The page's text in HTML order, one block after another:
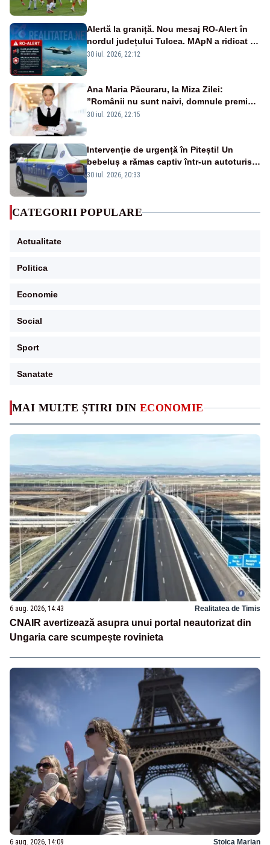
MAI MULTE ȘTIRI DIN ECONOMIE
6 aug. 2026, 14:43 Realitatea de Timis
CNAIR avertizează asupra unui portal neautorizat din
Ungaria care scumpește rovinieta
6 aug. 2026, 14:09 Stoica Marian
Alertă la graniță. Nou mesaj RO-Alert în
nordul județului Tulcea. MApN a ridicat de
la sol două avioane F-16
30 iul. 2026, 22:12
Ana Maria Păcuraru, la Miza Zilei:
”Românii nu sunt naivi, domnule premier
Bolojan”
30 iul. 2026, 22:15
Intervenție de urgență în Pitești! Un
bebeluș a rămas captiv într-un autoturism
din cauza unei defecțiuni
30 iul. 2026, 20:33
CATEGORII POPULARE
Actualitate
Politica
Economie
Social
Sport
Sanatate